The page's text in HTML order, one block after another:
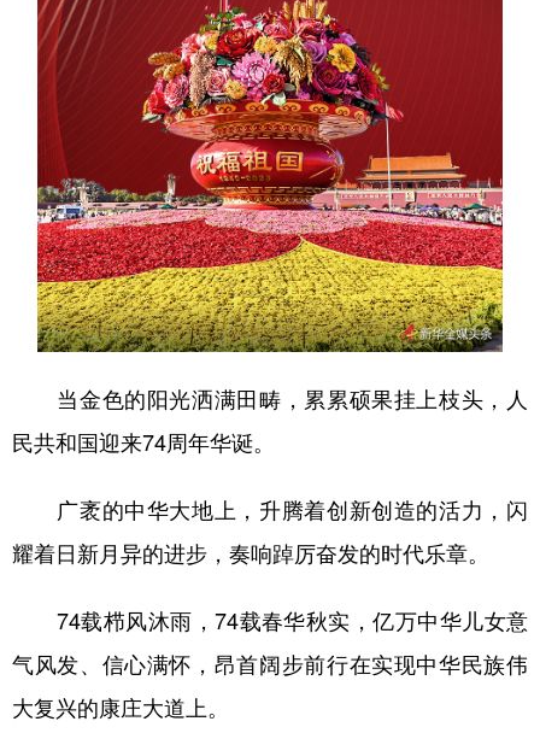
文化产业
地方频道
北京 天津 河北 山西
辽宁 吉林 上海 江苏
浙江 安徽 福建 江西
山东 河南 湖北 湖南
四川 贵州 云南 西藏
陕西 甘肃
新疆 内蒙古 黑龙江
多语种频道
English Español Français عربى
Русский язык
当金色的阳光洒满田畴，累累硕果挂上枝头，人
民共和国迎来74周年华诞。
广袤的中华大地上，升腾着创新创造的活力，闪
耀着日新月异的进步，奏响踔厉奋发的时代乐章。
74载栉风沐雨，74载春华秋实，亿万中华儿女意
气风发、信心满怀，昂首阔步前行在实现中华民族伟
大复兴的康庄大道上。